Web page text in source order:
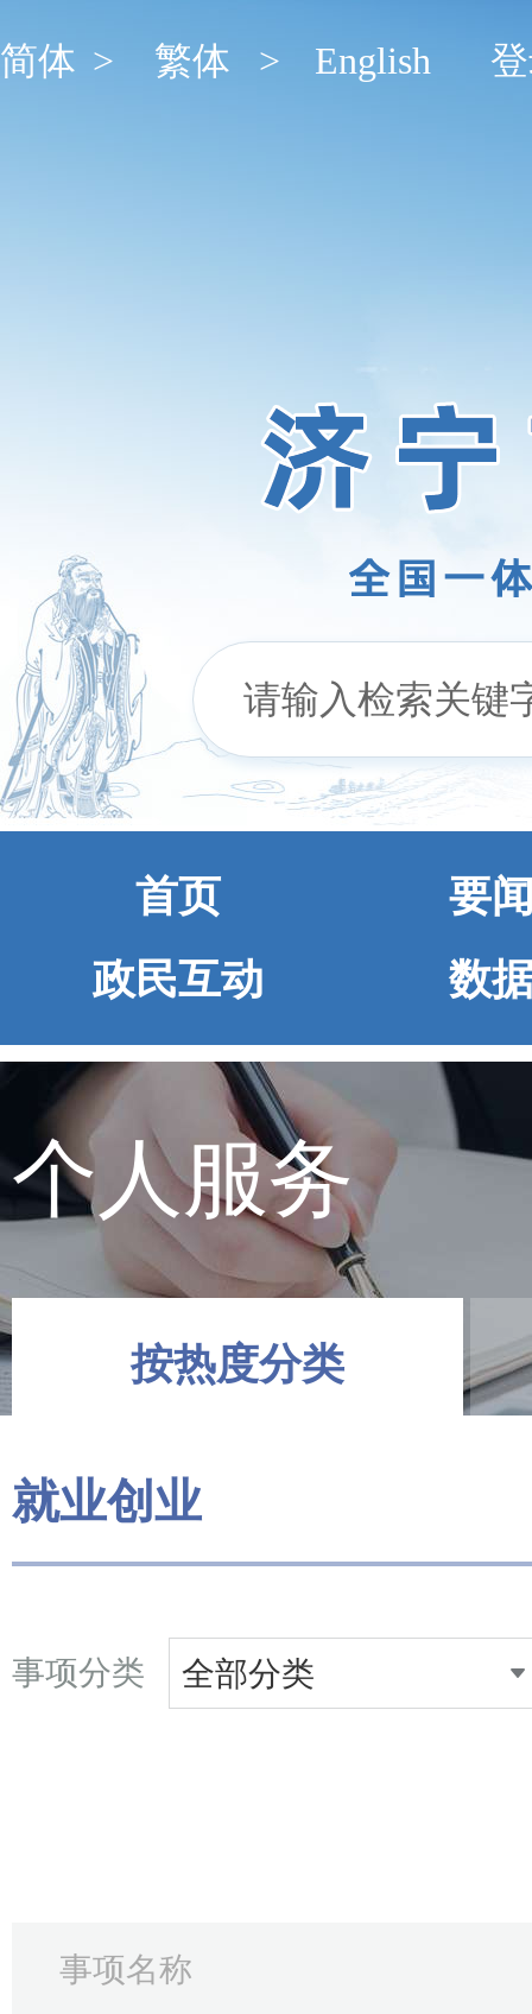
简体 > 繁体 > English
首页
要
政民互动
数
个人服务
按热度分类
就业创业
事项分类 全部分类
事项名称